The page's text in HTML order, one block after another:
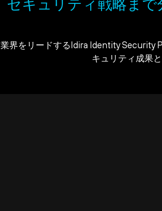
セキュリティ戦略ま
業界をリードするIdira Identity Security
キュリティ成果